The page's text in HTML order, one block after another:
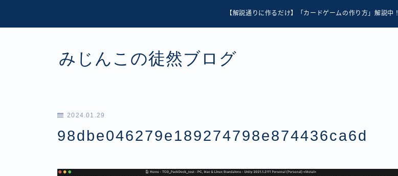
【解説通りに作るだけ】「カードゲームの作り方」解説中！
みじんこの徒然ブログ
2024.01.29
98dbe046279e189274798e874436ca6d